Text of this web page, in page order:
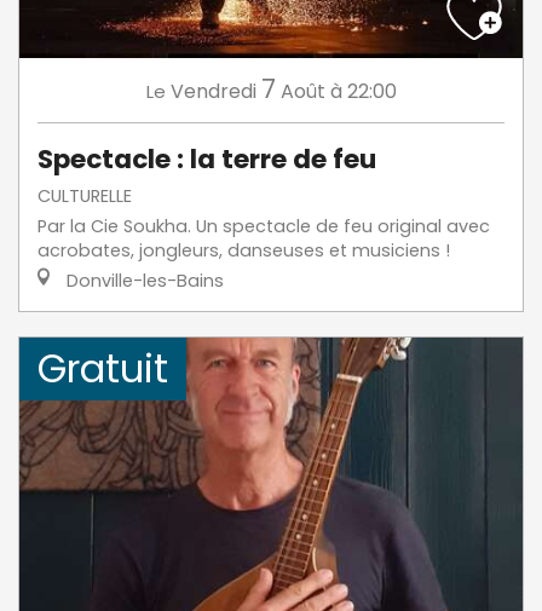
Le Vendredi 7 Août à 22:00
Spectacle : la terre de feu
CULTURELLE
Par la Cie Soukha. Un spectacle de feu original avec
acrobates, jongleurs, danseuses et musiciens !
Donville-les-Bains
Gratuit